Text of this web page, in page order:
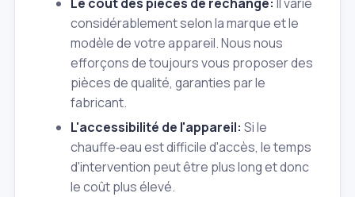
considérablement selon la marque et le
modèle de votre appareil. Nous nous
efforçons de toujours vous proposer des
pièces de qualité, garanties par le
fabricant.
L'accessibilité de l'appareil: Si le
chauffe‑eau est difficile d'accès, le temps
d'intervention peut être plus long et donc
le coût plus élevé.